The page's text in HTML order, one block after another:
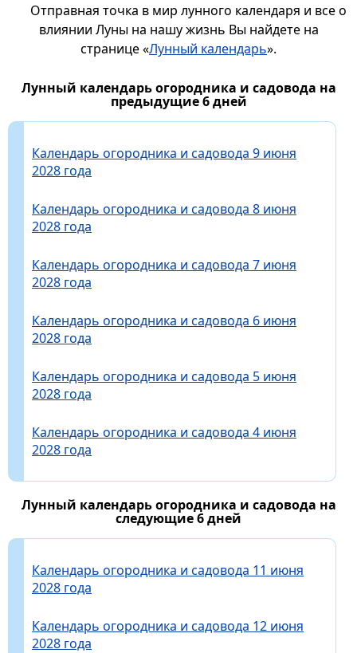
Отправная точка в мир лунного календаря и все о
влиянии Луны на нашу жизнь Вы найдете на
странице «Лунный календарь».
Лунный календарь огородника и садовода на
предыдущие 6 дней
Календарь огородника и садовода 9 июня
2028 года
Календарь огородника и садовода 8 июня
2028 года
Календарь огородника и садовода 7 июня
2028 года
Календарь огородника и садовода 6 июня
2028 года
Календарь огородника и садовода 5 июня
2028 года
Календарь огородника и садовода 4 июня
2028 года
Лунный календарь огородника и садовода на
следующие 6 дней
Календарь огородника и садовода 11 июня
2028 года
Календарь огородника и садовода 12 июня
2028 года